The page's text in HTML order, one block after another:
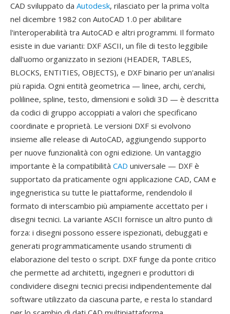
CAD sviluppato da Autodesk, rilasciato per la prima volta
nel dicembre 1982 con AutoCAD 1.0 per abilitare
l'interoperabilità tra AutoCAD e altri programmi. Il formato
esiste in due varianti: DXF ASCII, un file di testo leggibile
dall'uomo organizzato in sezioni (HEADER, TABLES,
BLOCKS, ENTITIES, OBJECTS), e DXF binario per un'analisi
più rapida. Ogni entità geometrica — linee, archi, cerchi,
polilinee, spline, testo, dimensioni e solidi 3D — è descritta
da codici di gruppo accoppiati a valori che specificano
coordinate e proprietà. Le versioni DXF si evolvono
insieme alle release di AutoCAD, aggiungendo supporto
per nuove funzionalità con ogni edizione. Un vantaggio
importante è la compatibilità CAD universale — DXF è
supportato da praticamente ogni applicazione CAD, CAM e
ingegneristica su tutte le piattaforme, rendendolo il
formato di interscambio più ampiamente accettato per i
disegni tecnici. La variante ASCII fornisce un altro punto di
forza: i disegni possono essere ispezionati, debuggati e
generati programmaticamente usando strumenti di
elaborazione del testo o script. DXF funge da ponte critico
che permette ad architetti, ingegneri e produttori di
condividere disegni tecnici precisi indipendentemente dal
software utilizzato da ciascuna parte, e resta lo standard